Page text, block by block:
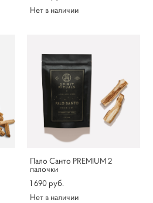
Нет в наличии
Пало Санто PREMIUM 2
палочки
1 690 pуб.
Нет в наличии